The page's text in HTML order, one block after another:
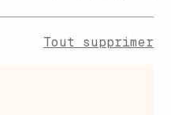
Tout supprimer